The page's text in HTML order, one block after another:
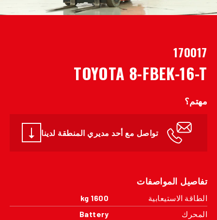
170017
TOYOTA 8-FBEK-16-T
مهتم؟
تواصل مع أحد مديري المنطقة لدينا
تفاصيل المواصفات
الطاقة الاستيعابية
1600 kg
المحرك
Battery